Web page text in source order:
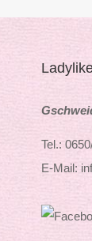
Tel.:
E-Mail: